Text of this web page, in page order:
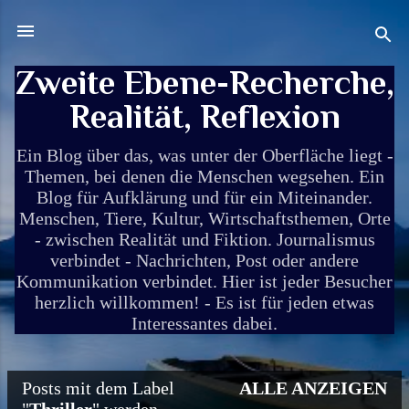
Zweite Ebene-Recherche,
Realität, Reflexion
Ein Blog über das, was unter der Oberfläche liegt -
Themen, bei denen die Menschen wegsehen. Ein
Blog für Aufklärung und für ein Miteinander.
Menschen, Tiere, Kultur, Wirtschaftsthemen, Orte
- zwischen Realität und Fiktion. Journalismus
verbindet - Nachrichten, Post oder andere
Kommunikation verbindet. Hier ist jeder Besucher
herzlich willkommen! - Es ist für jeden etwas
Interessantes dabei.
Posts mit dem Label
ALLE ANZEIGEN